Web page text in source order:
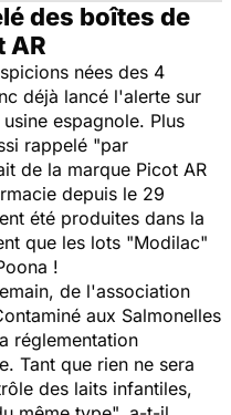
des boîtes de
AR
nées des 4
déjà lancé l'alerte sur
espagnole. Plus
rappelé "par
de la marque Picot AR
depuis le 29
été produites dans la
que les lots "Modilac"
!
de l'association
aux Salmonelles
a réglementation
. Tant que rien ne sera
des laits infantiles,